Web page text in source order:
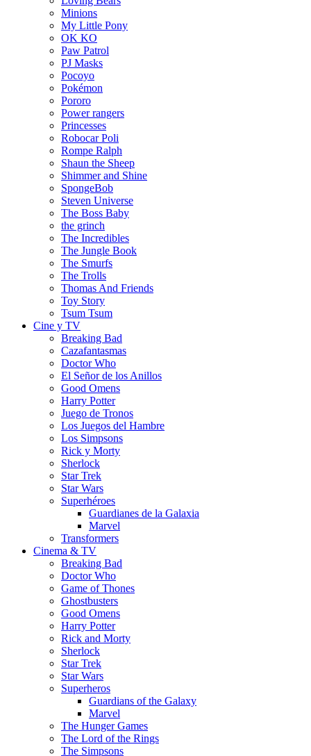
Minions
My Little Pony
OK KO
Paw Patrol
PJ Masks
Pocoyo
Pokémon
Pororo
Power rangers
Princesses
Robocar Poli
Rompe Ralph
Shaun the Sheep
Shimmer and Shine
SpongeBob
Steven Universe
The Boss Baby
the grinch
The Incredibles
The Jungle Book
The Smurfs
The Trolls
Thomas And Friends
Toy Story
Tsum Tsum
Cine y TV
Breaking Bad
Cazafantasmas
Doctor Who
El Señor de los Anillos
Good Omens
Harry Potter
Juego de Tronos
Los Juegos del Hambre
Los Simpsons
Rick y Morty
Sherlock
Star Trek
Star Wars
Superhéroes
Guardianes de la Galaxia
Marvel
Transformers
Cinema & TV
Breaking Bad
Doctor Who
Game of Thones
Ghostbusters
Good Omens
Harry Potter
Rick and Morty
Sherlock
Star Trek
Star Wars
Superheros
Guardians of the Galaxy
Marvel
The Hunger Games
The Lord of the Rings
The Simpsons